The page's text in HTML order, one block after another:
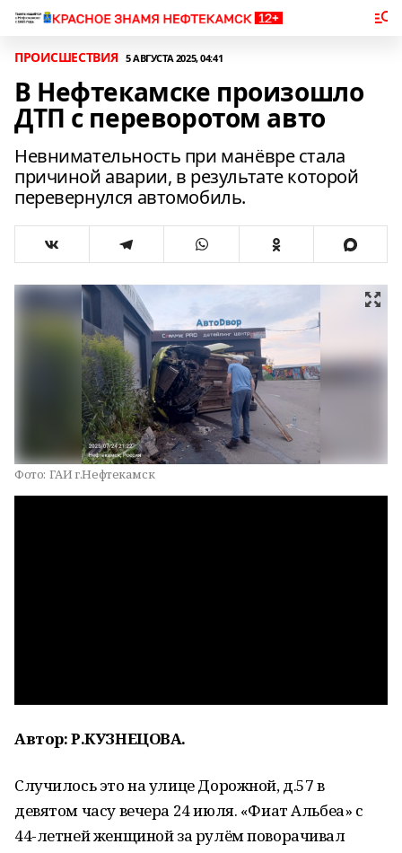
ПРОИСШЕСТВИЯ 5 АВГУСТА 2025, 04:41
В Нефтекамске произошло
ДТП с переворотом авто
Невнимательность при манёвре стала
причиной аварии, в результате которой
перевернулся автомобиль.
Фото: ГАИ г.Нефтекамск
Автор: Р.КУЗНЕЦОВА.
Случилось это на улице Дорожной, д.57 в
девятом часу вечера 24 июля. «Фиат Альбеа» с
44-летней женщиной за рулём поворачивал